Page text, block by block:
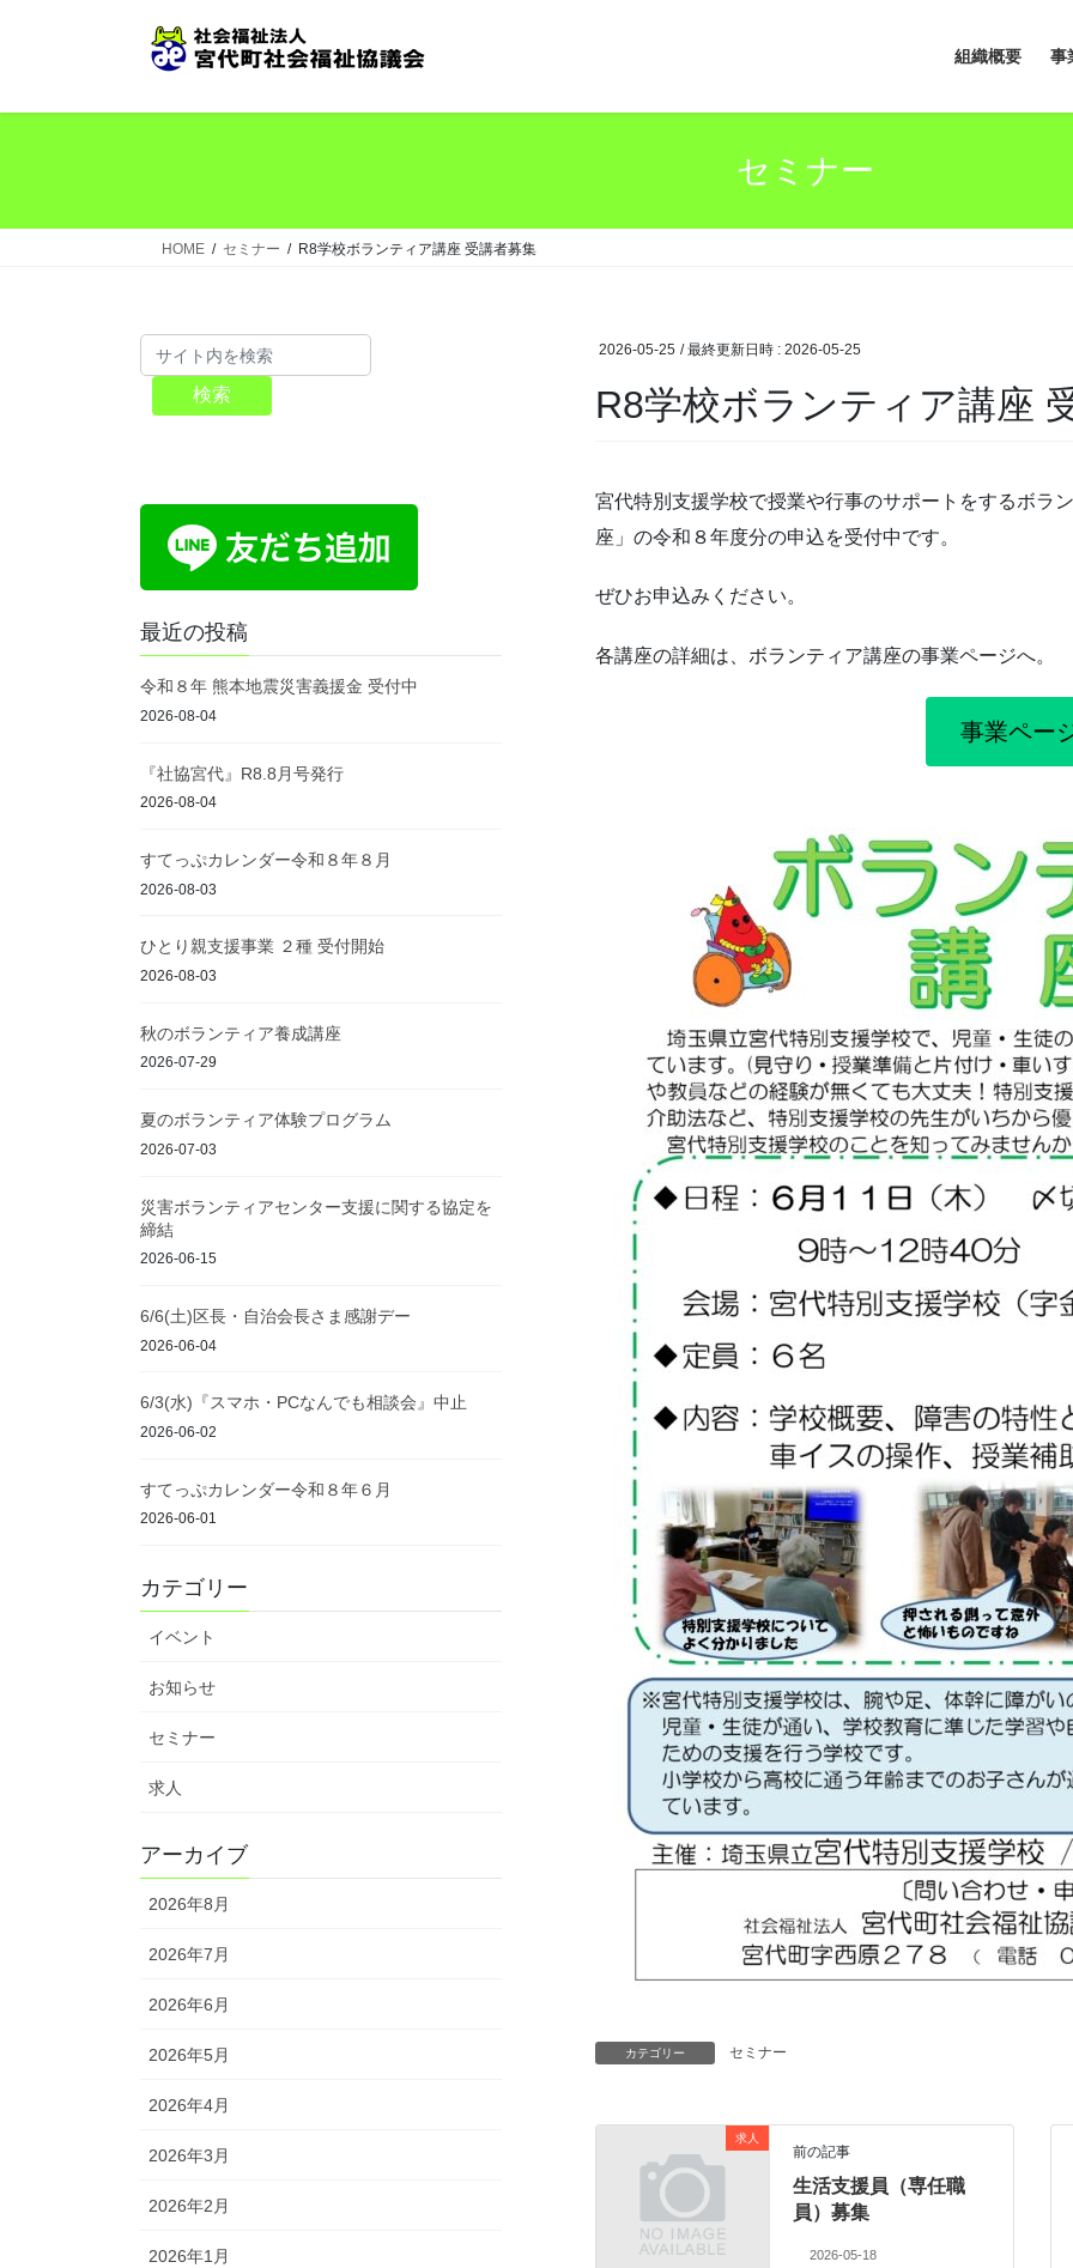
組織概要 事
セミナー
HOME セミナー R8学校ボランティア講座 受講者募集
2026-05-25 / 最終更新日時 : 2026-05-25
R8学校ボランティア講座
宮代特別支援学校で授業や行事のサポートをするボラ
座」の令和８年度分の申込を受付中です。
ぜひお申込みください。
各講座の詳細は、ボランティア講座の事業ページへ。
事業ペー
カテゴリー セミナー
求人
前の記事
生活支援員（専任職
員）募集
2026-05-18
検索
最近の投稿
令和８年 熊本地震災害義援金 受付中
2026-08-04
『社協宮代』R8.8月号発行
2026-08-04
すてっぷカレンダー令和８年８月
2026-08-03
ひとり親支援事業 ２種 受付開始
2026-08-03
秋のボランティア養成講座
2026-07-29
夏のボランティア体験プログラム
2026-07-03
災害ボランティアセンター支援に関する協定を
締結
2026-06-15
6/6(土)区長・自治会長さま感謝デー
2026-06-04
6/3(水)『スマホ・PCなんでも相談会』中止
2026-06-02
すてっぷカレンダー令和８年６月
2026-06-01
カテゴリー
イベント
お知らせ
セミナー
求人
アーカイブ
2026年8月
2026年7月
2026年6月
2026年5月
2026年4月
2026年3月
2026年2月
2026年1月